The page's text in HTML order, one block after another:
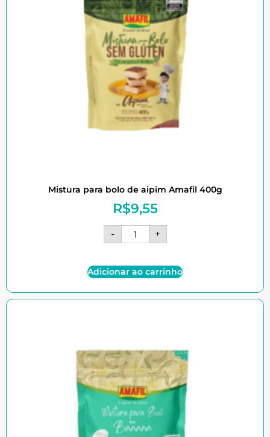
Mistura para bolo de aipim Amafil 400g
R$9,55
- +
Adicionar ao carrinho